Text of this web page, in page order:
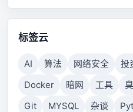
标签云
AI 算法 网络安全 投
Docker
暗网 工具
Git
MYSQL 杂谈